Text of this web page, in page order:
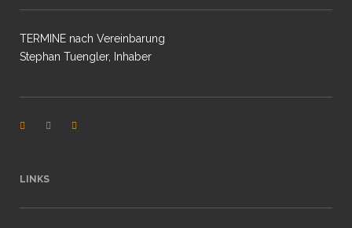
TERMINE nach Vereinbarung
Stephan Tuengler, Inhaber
LINKS